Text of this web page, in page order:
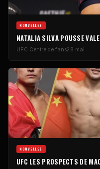
NOUVELLES
NATALIA SILVA POUSSE
UFC Centre de fans28 mai
NOUVELLES
UFC LES PROSPECTS DE